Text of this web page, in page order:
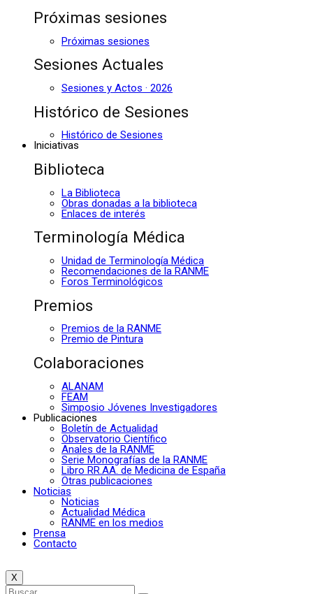
Próximas sesiones
Próximas sesiones
Sesiones Actuales
Sesiones y Actos · 2026
Histórico de Sesiones
Histórico de Sesiones
Iniciativas
Biblioteca
La Biblioteca
Obras donadas a la biblioteca
Enlaces de interés
Terminología Médica
Unidad de Terminología Médica
Recomendaciones de la RANME
Foros Terminológicos
Premios
Premios de la RANME
Premio de Pintura
Colaboraciones
ALANAM
FEAM
Simposio Jóvenes Investigadores
Publicaciones
Boletín de Actualidad
Observatorio Científico
Anales de la RANME
Serie Monografías de la RANME
Libro RR.AA. de Medicina de España
Otras publicaciones
Noticias
Noticias
Actualidad Médica
RANME en los medios
Prensa
Contacto
X